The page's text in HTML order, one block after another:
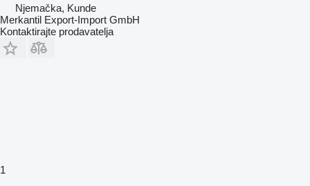
Njemačka, Kunde
Merkantil Export-Import GmbH
Kontaktirajte prodavatelja
1